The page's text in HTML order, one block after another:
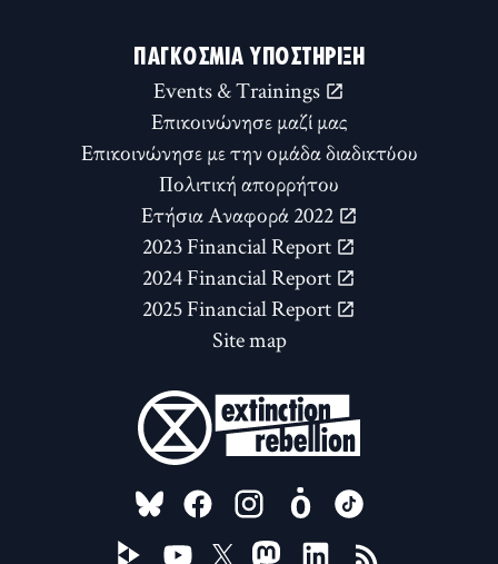
ΠΑΓΚΌΣΜΙΑ ΥΠΟΣΤΉΡΙΞΗ
Events & Trainings
Επικοινώνησε μαζί μας
Επικοινώνησε με την ομάδα διαδικτύου
Πολιτική απορρήτου
Ετήσια Αναφορά 2022
2023 Financial Report
2024 Financial Report
2025 Financial Report
Site map
FOLLOW US ON